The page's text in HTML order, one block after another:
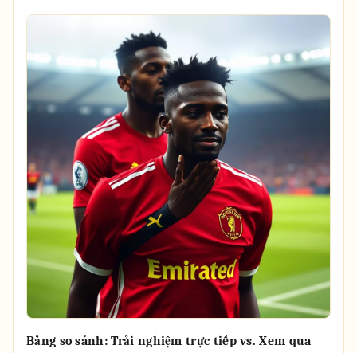
Bảng so sánh: Trải nghiệm trực tiếp vs. Xem qua